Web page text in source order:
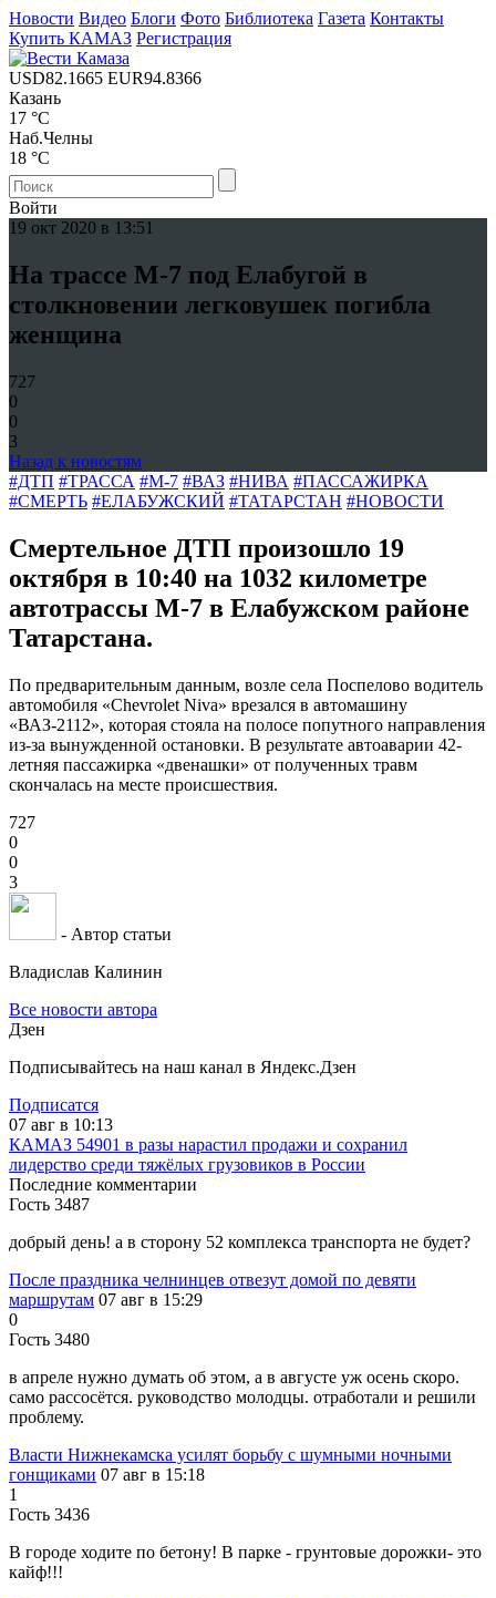
Новости Видео Блоги Фото Библиотека Газета Контакты
Купить КАМАЗ Регистрация
USD82.1665 EUR94.8366
Казань
17 °C
Наб.Челны
18 °C
Войти
19 окт 2020 в 13:51
На трассе М-7 под Елабугой в
столкновении легковушек погибла
женщина
727
0
0
3
Назад к новостям
#ДТП #ТРАССА #М-7 #ВАЗ #НИВА #ПАССАЖИРКА
#СМЕРТЬ #ЕЛАБУЖСКИЙ #ТАТАРСТАН #НОВОСТИ
Смертельное ДТП произошло 19
октября в 10:40 на 1032 километре
автотрассы М-7 в Елабужском районе
Татарстана.
По предварительным данным, возле села Поспелово водитель
автомобиля «Chevrolet Niva» врезался в автомашину
«ВАЗ-2112», которая стояла на полосе попутного направления
из-за вынужденной остановки. В результате автоаварии 42-
летняя пассажирка «двенашки» от полученных травм
скончалась на месте происшествия.
727
0
0
3
- Автор статьи
Владислав Калинин
Все новости автора
Дзен
Подписывайтесь на наш канал в Яндекс.Дзен
Подписатся
07 авг в 10:13
КАМАЗ 54901 в разы нарастил продажи и сохранил
лидерство среди тяжёлых грузовиков в России
Последние комментарии
Гость 3487
добрый день! а в сторону 52 комплекса транспорта не будет?
После праздника челнинцев отвезут домой по девяти
маршрутам 07 авг в 15:29
0
Гость 3480
в апреле нужно думать об этом, а в августе уж осень скоро.
само рассосётся. руководство молодцы. отработали и решили
проблему.
Власти Нижнекамска усилят борьбу с шумными ночными
гонщиками 07 авг в 15:18
1
Гость 3436
В городе ходите по бетону! В парке - грунтовые дорожки- это
кайф!!!